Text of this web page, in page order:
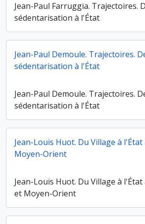
Jean-Paul Farruggia. Trajectoires.
sédentarisation à l'État
Jean-Paul Demoule. Trajectoires.
sédentarisation à l'État
Jean-Paul Demoule. Trajectoires.
sédentarisation à l'État
Jean-Louis Huot. Du Village à
Moyen-Orient
Jean-Louis Huot. Du Village à
et Moyen-Orient